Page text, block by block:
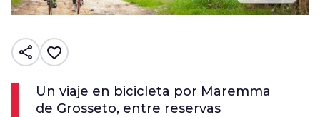
share favorite_border
Un viaje en bicicleta por Maremma
de Grosseto, entre reservas